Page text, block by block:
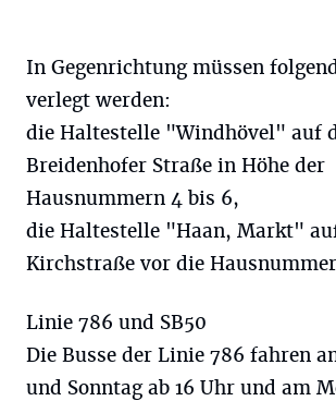
In Gegenrichtung müssen
verlegt werden:
die Haltestelle "Windhövel" auf
Breidenhofer Straße in Höhe der
Hausnummern 4 bis 6,
die Haltestelle "Haan, Markt"
Kirchstraße vor die
Linie 786 und SB50
Die Busse der Linie 786 fahren
und Sonntag ab 16 Uhr und am